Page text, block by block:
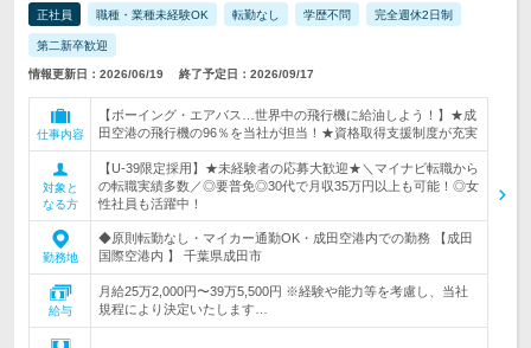
正社員 職種・業種未経験OK 転勤なし 学歴不問 完全週休2日制
第二新卒歓迎
情報更新日：2026/06/19 終了予定日：2026/09/17
仕事内容
【ボーイング・エアバス…世界中の飛行機に給油しよう！】★成
田空港の飛行機の96％を当社が担当！★資格取得支援制度が充実
対象と
なる方
【U-39限定採用】★未経験者の応募大歓迎★＼マイナビ転職から
の転職実績多数／◎要普免◎30代で月収35万円以上も可能！◎女
性社員も活躍中！
勤務地
◆原則転勤なし・マイカー通勤OK・成田空港内での勤務 【成田
国際空港内 】 千葉県成田市
給与
月給25万2,000円〜39万5,500円 ※経験や能力等を考慮し、当社
規程により決定いたします…